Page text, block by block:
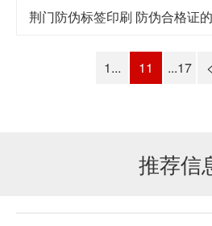
荆门防伪标签印刷 防伪合格证
1... 11 ...17
推荐信